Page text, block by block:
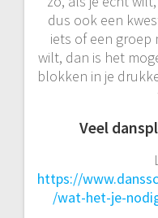
dus ook een
iets of een groep
wilt, dan is het
blokken in je
Veel
https://
/wat-het-je-